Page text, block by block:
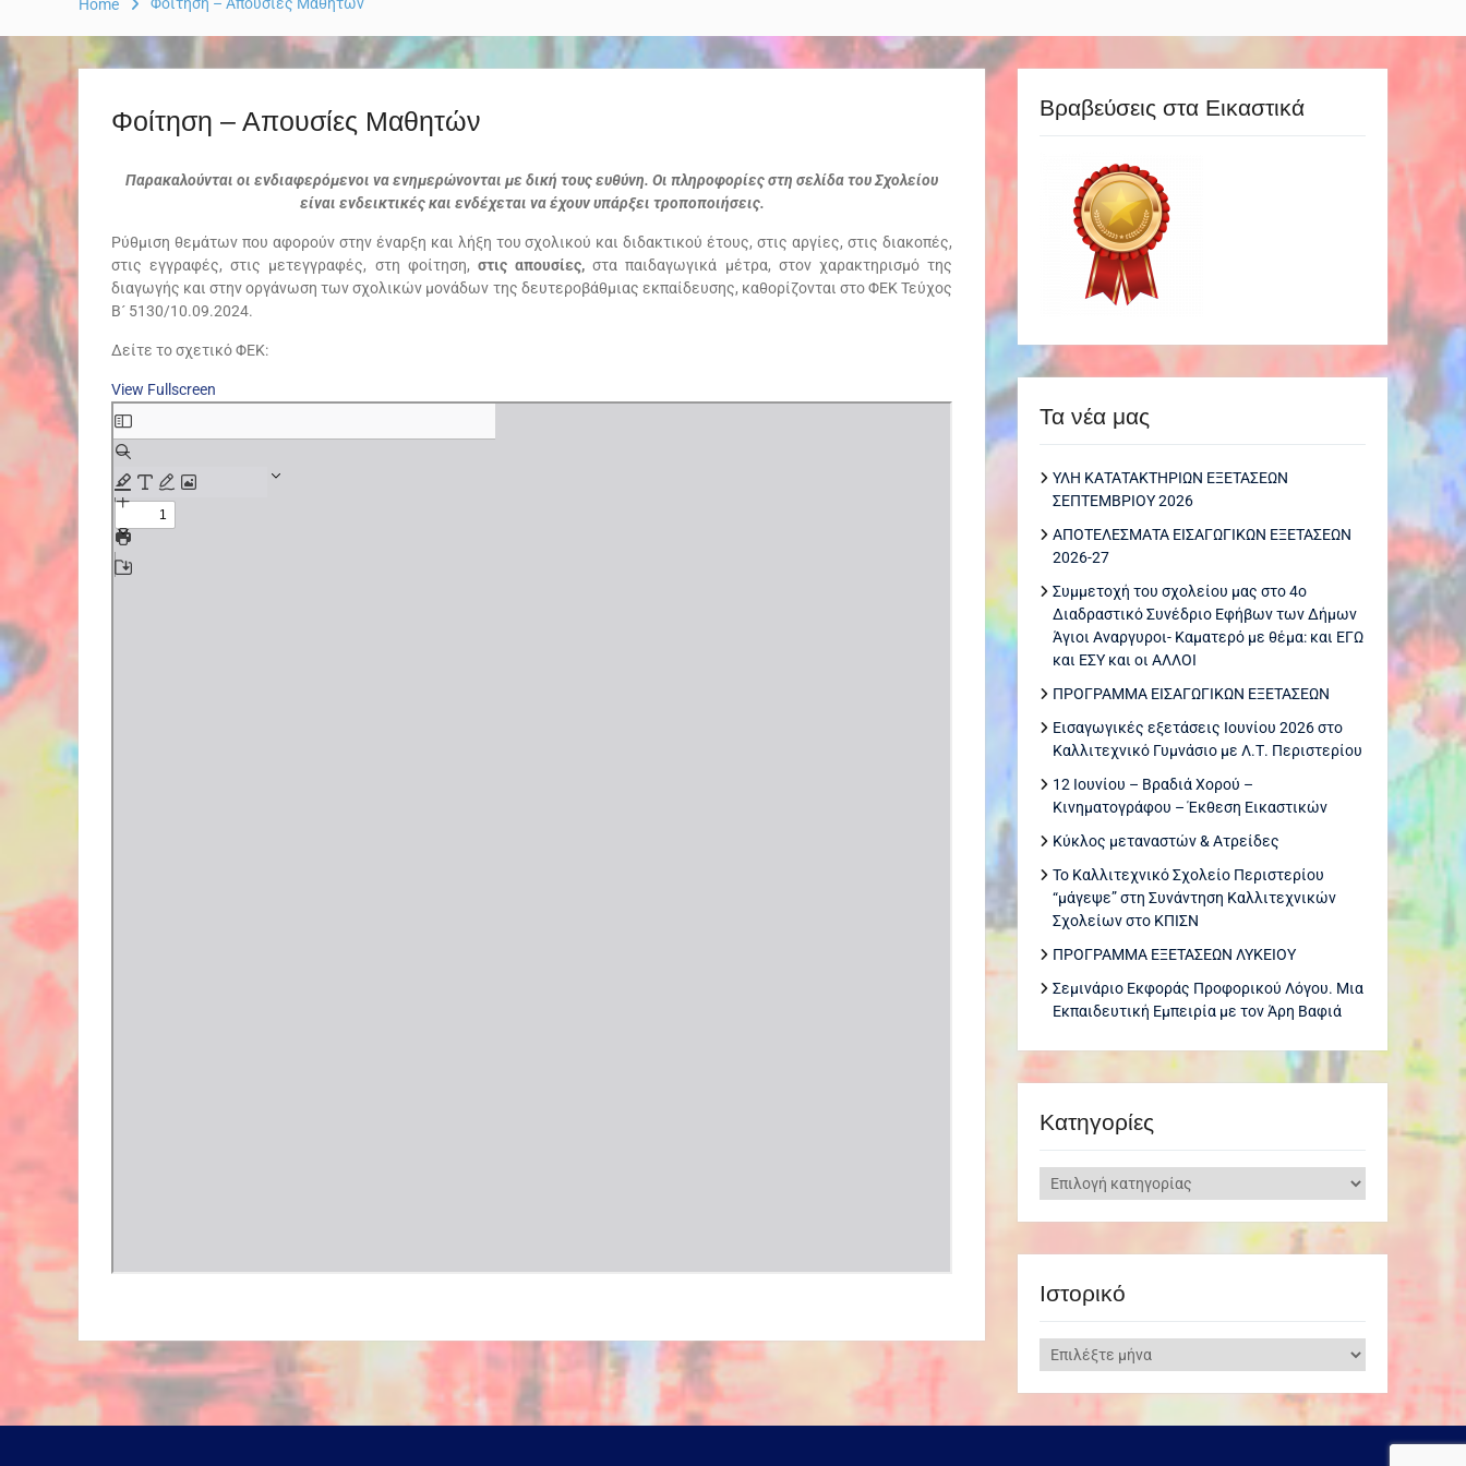
Home
Φοίτηση – Απουσίες Μαθητών
Παρακαλούνται οι ενδιαφερόμενοι να ενημερώνονται με δική τους ευθύνη. Οι πληροφορίες στη σελίδα του Σχολείου
είναι ενδεικτικές και ενδέχεται να έχουν υπάρξει τροποποιήσεις.
Ρύθμιση θεμάτων που αφορούν στην έναρξη και λήξη του σχολικού και διδακτικού έτους, στις αργίες, στις διακοπές,
στις εγγραφές, στις μετεγγραφές, στη φοίτηση, στις απουσίες, στα παιδαγωγικά μέτρα, στον χαρακτηρισμό της
διαγωγής και στην οργάνωση των σχολικών μονάδων της δευτεροβάθμιας εκπαίδευσης, καθορίζονται στο ΦΕΚ Τεύχος
Β´ 5130/10.09.2024.
Δείτε το σχετικό ΦΕΚ:
View Fullscreen
Skip
to
PDF
content
Βραβεύσεις στα Εικαστικά
Τα νέα μας
ΥΛΗ ΚΑΤΑΤΑΚΤΗΡΙΩΝ ΕΞΕΤΑΣΕΩΝ
ΣΕΠΤΕΜΒΡΙΟΥ 2026
ΑΠΟΤΕΛΕΣΜΑΤΑ ΕΙΣΑΓΩΓΙΚΩΝ ΕΞΕΤΑΣΕΩΝ
2026-27
Συμμετοχή του σχολείου μας στο 4ο
Διαδραστικό Συνέδριο Εφήβων των Δήμων
Άγιοι Αναργυροι- Καματερό με θέμα: και ΕΓΩ
και ΕΣΥ και οι ΑΛΛΟΙ
ΠΡΟΓΡΑΜΜΑ ΕΙΣΑΓΩΓΙΚΩΝ ΕΞΕΤΑΣΕΩΝ
Εισαγωγικές εξετάσεις Ιουνίου 2026 στο
Καλλιτεχνικό Γυμνάσιο με Λ.Τ. Περιστερίου
12 Ιουνίου – Βραδιά Χορού –
Κινηματογράφου – Έκθεση Εικαστικών
Κύκλος μεταναστών & Ατρείδες
Το Καλλιτεχνικό Σχολείο Περιστερίου
“μάγεψε” στη Συνάντηση Καλλιτεχνικών
Σχολείων στο ΚΠΙΣΝ
ΠΡΟΓΡΑΜΜΑ ΕΞΕΤΑΣΕΩΝ ΛΥΚΕΙΟΥ
Σεμινάριο Εκφοράς Προφορικού Λόγου. Μια
Εκπαιδευτική Εμπειρία με τον Άρη Βαφιά
Kατηγορίες
Kατηγορίες
Ιστορικό
Ιστορικό